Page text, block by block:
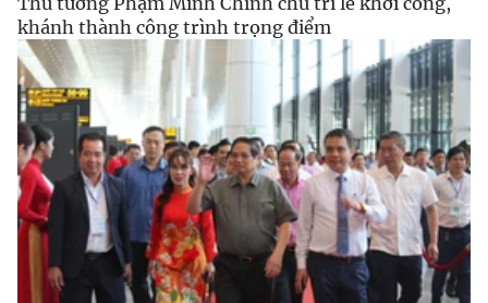
khánh thành công trình trọng điểm